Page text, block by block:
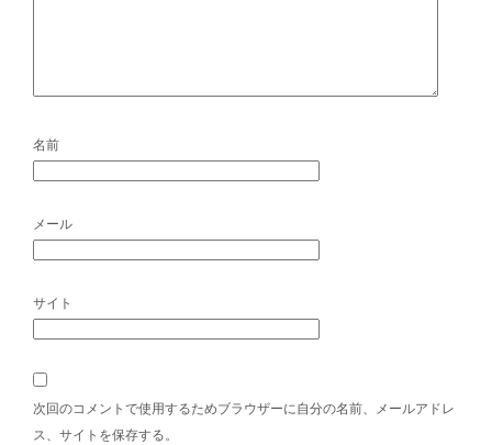
名前
メール
サイト
次回のコメントで使用するためブラウザーに自分の名前、メールアドレ
ス、サイトを保存する。